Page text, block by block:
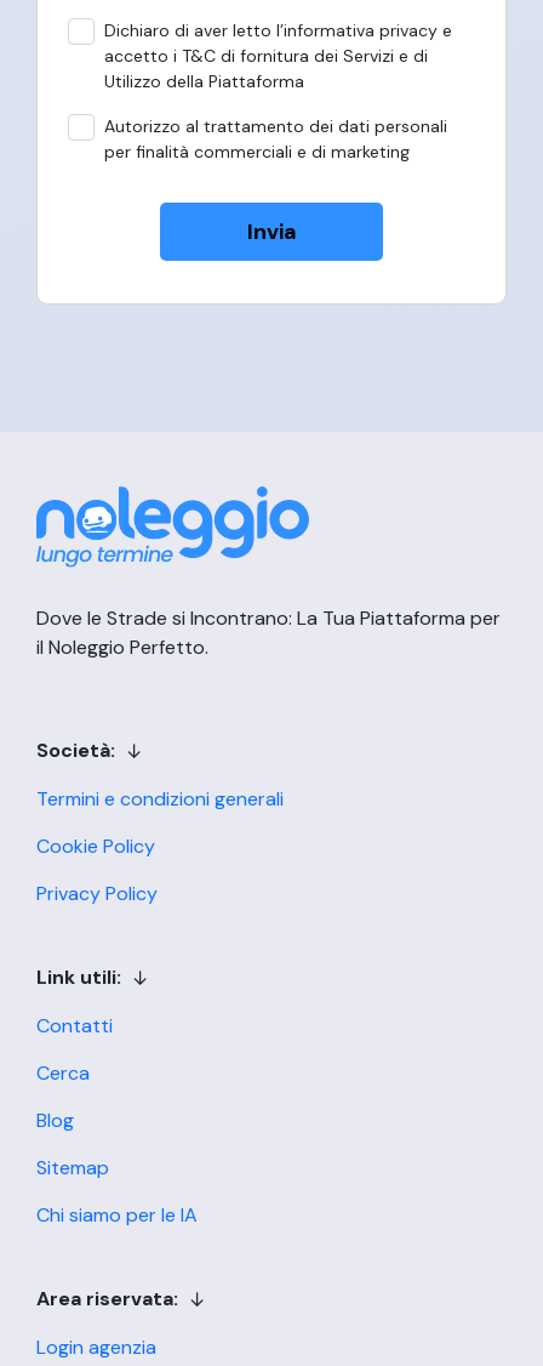
Dichiaro di aver letto l’informativa privacy e
accetto i T&C di fornitura dei Servizi e di
Utilizzo della Piattaforma
Autorizzo al trattamento dei dati personali
per finalità commerciali e di marketing
Invia
Dove le Strade si Incontrano: La Tua Piattaforma per
il Noleggio Perfetto.
Società:
Termini e condizioni generali
Cookie Policy
Privacy Policy
Link utili:
Contatti
Cerca
Blog
Sitemap
Chi siamo per le IA
Area riservata:
Login agenzia